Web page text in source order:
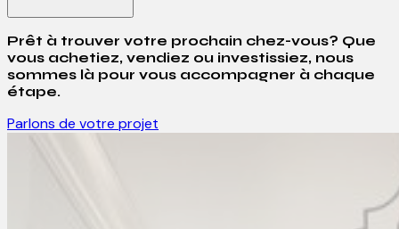
Prêt à trouver votre prochain chez-vous? Que
vous achetiez, vendiez ou investissiez, nous
sommes là pour vous accompagner à chaque
étape.
Parlons de votre projet